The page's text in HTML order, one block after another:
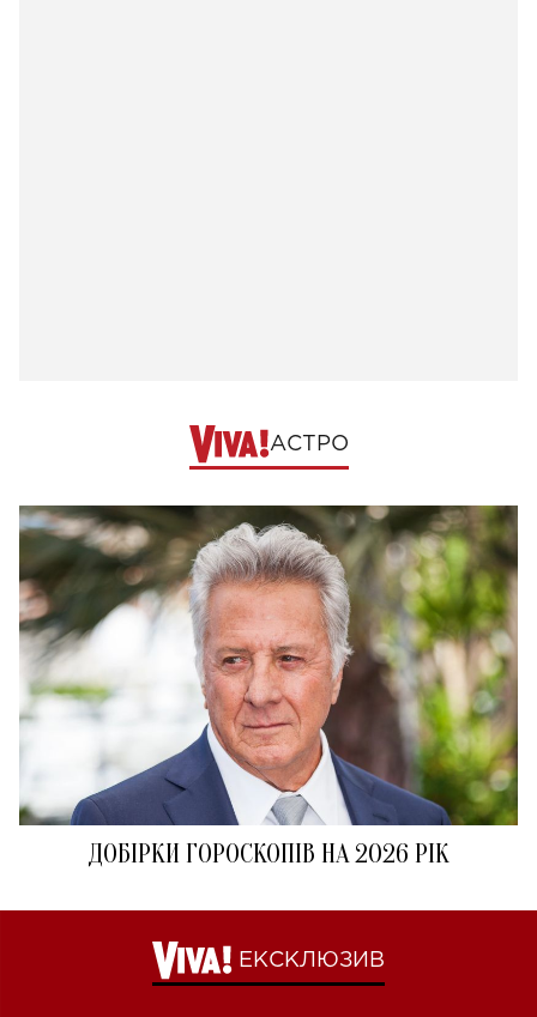
АСТРО
ДОБІРКИ ГОРОСКОПІВ НА 2026 РІК
ЕКСКЛЮЗИВ